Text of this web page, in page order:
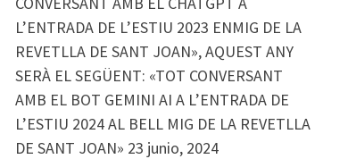
L’ENTRADA DE L’ESTIU 2023 ENMIG DE LA
REVETLLA DE SANT JOAN», AQUEST ANY
SERÀ EL SEGÜENT: «TOT CONVERSANT
AMB EL BOT GEMINI AI A L’ENTRADA DE
L’ESTIU 2024 AL BELL MIG DE LA REVETLLA
DE SANT JOAN» 23 junio, 2024